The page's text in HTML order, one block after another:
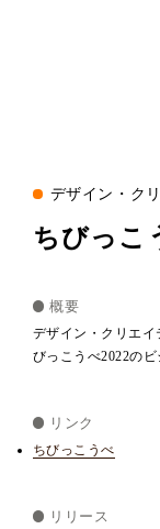
ちびっこ
デザイン・ク
概要
デザイン・クリエ
びっこうべ2022の
リンク
ちびっこうべ
リリース